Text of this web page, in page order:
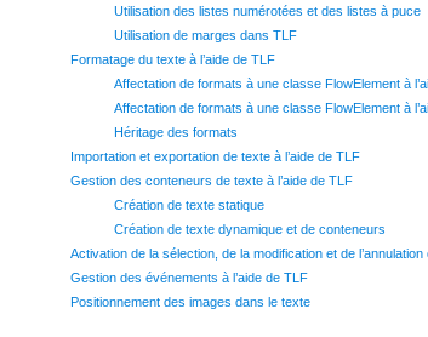
Utilisation des listes numérotées et des listes à puce
Utilisation de marges dans TLF
Formatage du texte à l’aide de TLF
Affectation de formats à une classe FlowElement à
Affectation de formats à une classe FlowElement à
Héritage des formats
Importation et exportation de texte à l’aide de TLF
Gestion des conteneurs de texte à l’aide de TLF
Création de texte statique
Création de texte dynamique et de conteneurs
Activation de la sélection, de la modification et de l’annulation
Gestion des événements à l’aide de TLF
Positionnement des images dans le texte